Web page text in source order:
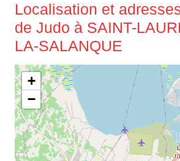
Localisation et
de Judo à SAINT-
LA-SALANQUE
+
−